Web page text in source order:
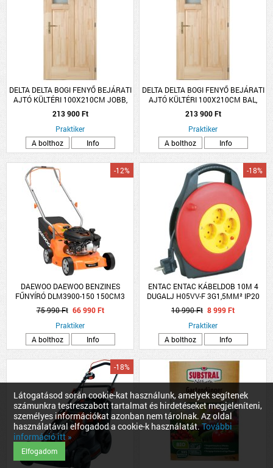
Látogatásod során cookie-kat használunk, amelyek segítenek
számunkra testreszabott tartalmat és hirdetéseket megjeleníteni,
személyes információkat azonban nem tárolnak. Az oldal
használatával elfogadod a cookie-k használatát.További
információ itt »
Elfogadom
DELTA DELTA BOGI FENYŐ BEJÁRATI
AJTÓ KÜLTÉRI 100X210CM JOBB,
PUNTÓ ÜVEGGEL
213 900 Ft
Praktiker
A bolthoz
Info
DELTA DELTA BOGI FENYŐ BEJÁRATI
AJTÓ KÜLTÉRI 100X210CM BAL,
PUNTÓ ÜVEGGEL
213 900 Ft
Praktiker
A bolthoz
Info
DAEWOO DAEWOO BENZINES
FŰNYÍRÓ DLM3900-150 150CM3
39CM 35L
-12%
75 990 Ft 66 990 Ft
Praktiker
A bolthoz
Info
ENTAC ENTAC KÁBELDOB 10M 4
DUGALJ H05VV-F 3G1,5MM² IP20
-18%
10 990 Ft 8 999 Ft
Praktiker
A bolthoz
Info
-18%